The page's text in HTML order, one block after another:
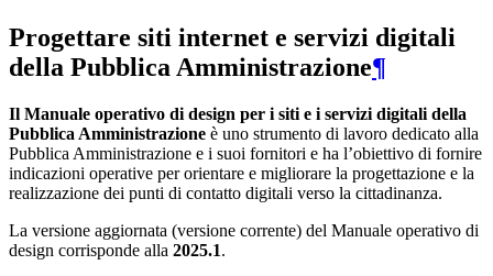
Progettare siti internet e servizi digitali
della Pubblica Amministrazione¶
Il Manuale operativo di design per i siti e i servizi digitali della
Pubblica Amministrazione è uno strumento di lavoro dedicato alla
Pubblica Amministrazione e i suoi fornitori e ha l’obiettivo di fornire
indicazioni operative per orientare e migliorare la progettazione e la
realizzazione dei punti di contatto digitali verso la cittadinanza.
La versione aggiornata (versione corrente) del Manuale operativo di
design corrisponde alla 2025.1.